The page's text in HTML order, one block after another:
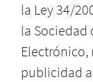
la Ley 34/
la Sociedad
publicidad